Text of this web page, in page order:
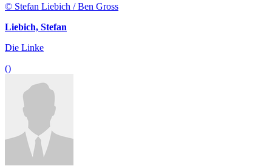
© Stefan Liebich / Ben Gross
Liebich, Stefan
Die Linke
()